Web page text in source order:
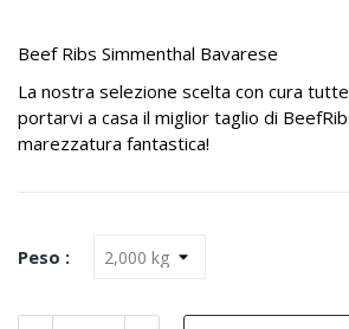
Beef Ribs Simmenthal Bavarese
La nostra selezione scelta con cura
portarvi a casa il miglior taglio di
marezzatura fantastica!
Peso :